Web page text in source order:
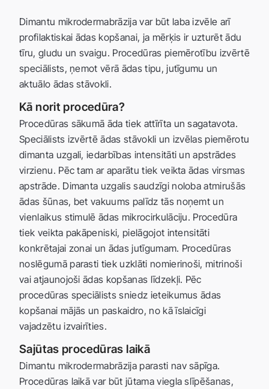
Dimantu mikrodermabrāzija var būt laba izvēle arī
profilaktiskai ādas kopšanai, ja mērķis ir uzturēt ādu
tīru, gludu un svaigu. Procedūras piemērotību izvērtē
speciālists, ņemot vērā ādas tipu, jutīgumu un
aktuālo ādas stāvokli.
Kā norit procedūra?
Procedūras sākumā āda tiek attīrīta un sagatavota.
Speciālists izvērtē ādas stāvokli un izvēlas piemērotu
dimanta uzgali, iedarbības intensitāti un apstrādes
virzienu. Pēc tam ar aparātu tiek veikta ādas virsmas
apstrāde. Dimanta uzgalis saudzīgi noloba atmirušās
ādas šūnas, bet vakuums palīdz tās noņemt un
vienlaikus stimulē ādas mikrocirkulāciju. Procedūra
tiek veikta pakāpeniski, pielāgojot intensitāti
konkrētajai zonai un ādas jutīgumam. Procedūras
noslēgumā parasti tiek uzklāti nomierinoši, mitrinoši
vai atjaunojoši ādas kopšanas līdzekļi. Pēc
procedūras speciālists sniedz ieteikumus ādas
kopšanai mājās un paskaidro, no kā īslaicīgi
vajadzētu izvairīties.
Sajūtas procedūras laikā
Dimantu mikrodermabrāzija parasti nav sāpīga.
Procedūras laikā var būt jūtama viegla slīpēšanas,